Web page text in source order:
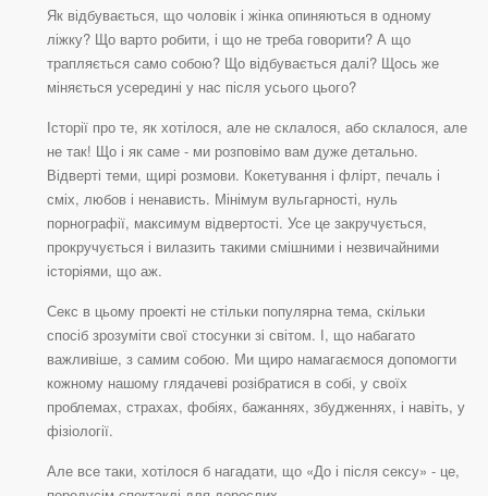
Як відбувається, що чоловік і жінка опиняються в одному
ліжку? Що варто робити, і що не треба говорити? А що
трапляється само собою? Що відбувається далі? Щось же
міняється усередині у нас після усього цього?
Історії про те, як хотілося, але не склалося, або склалося, але
не так! Що і як саме - ми розповімо вам дуже детально.
Відверті теми, щирі розмови. Кокетування і флірт, печаль і
сміх, любов і ненависть. Мінімум вульгарності, нуль
порнографії, максимум відвертості. Усе це закручується,
прокручується і вилазить такими смішними і незвичайними
історіями, що аж.
Секс в цьому проекті не стільки популярна тема, скільки
спосіб зрозуміти свої стосунки зі світом. І, що набагато
важливіше, з самим собою. Ми щиро намагаємося допомогти
кожному нашому глядачеві розібратися в собі, у своїх
проблемах, страхах, фобіях, бажаннях, збудженнях, і навіть, у
фізіології.
Але все таки, хотілося б нагадати, що «До і після сексу» - це,